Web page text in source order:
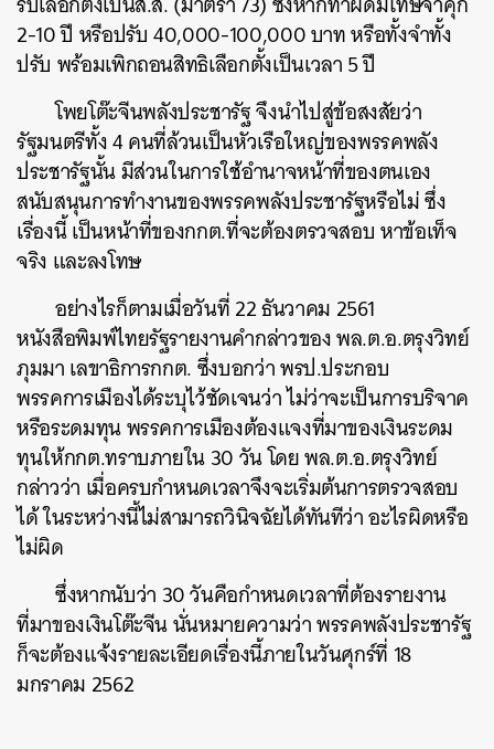
2-10 ปี หรือปรับ 40,000-100,000 บาท หรือทั้งจำทั้ง
ปรับ พร้อมเพิกถอนสิทธิเลือกตั้งเป็นเวลา 5 ปี
โพยโต๊ะจีนพลังประชารัฐ จึงนำไปสู่ข้อสงสัยว่า
รัฐมนตรีทั้ง 4 คนที่ล้วนเป็นหัวเรือใหญ่ของพรรคพลัง
ประชารัฐนั้น มีส่วนในการใช้อำนาจหน้าที่ของตนเอง
สนับสนุนการทำงานของพรรคพลังประชารัฐหรือไม่ ซึ่ง
เรื่องนี้ เป็นหน้าที่ของกกต.ที่จะต้องตรวจสอบ หาข้อเท็จ
จริง และลงโทษ
อย่างไรก็ตามเมื่อวันที่ 22 ธันวาคม 2561
หนังสือพิมพ์ไทยรัฐรายงานคำกล่าวของ พล.ต.อ.ตรุงวิทย์
ภุมมา เลขาธิการกกต. ซึ่งบอกว่า พรป.ประกอบ
พรรคการเมืองได้ระบุไว้ชัดเจนว่า ไม่ว่าจะเป็นการบริจาค
หรือระดมทุน พรรคการเมืองต้องแจงที่มาของเงินระดม
ทุนให้กกต.ทราบภายใน 30 วัน โดย พล.ต.อ.ตรุงวิทย์
กล่าวว่า เมื่อครบกำหนดเวลาจึงจะเริ่มต้นการตรวจสอบ
ได้ ในระหว่างนี้ไม่สามารถวินิจฉัยได้ทันทีว่า อะไรผิดหรือ
ไม่ผิด
ซึ่งหากนับว่า 30 วันคือกำหนดเวลาที่ต้องรายงาน
ที่มาของเงินโต๊ะจีน นั่นหมายความว่า พรรคพลังประชารัฐ
ก็จะต้องแจ้งรายละเอียดเรื่องนี้ภายในวันศุกร์ที่ 18
มกราคม 2562
ค้นหา
SHARE TWEET LINE EMAIL